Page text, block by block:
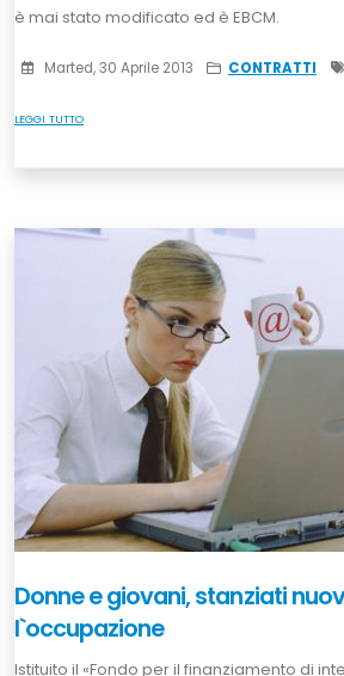
è mai stato modificato ed è EBCM.
Marted, 30 Aprile 2013 CONTRATTI
LEGGI TUTTO
Donne e giovani, stanziati
l`occupazione
Istituito il «Fondo per il finanziamento di